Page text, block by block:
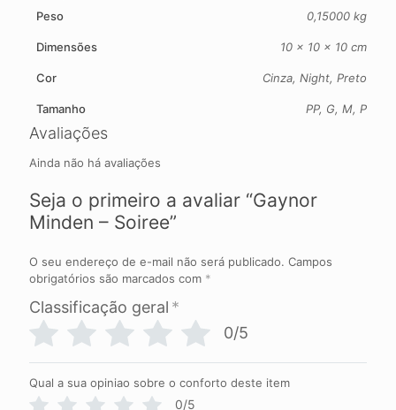
Peso
0,15000 kg
Dimensões 10 × 10 × 10 cm
Cor Cinza, Night, Preto
Tamanho PP, G, M, P
Avaliações
Ainda não há avaliações
Seja o primeiro a avaliar “Gaynor
Minden – Soiree”
O seu endereço de e-mail não será publicado. Campos
obrigatórios são marcados com *
Classificação geral *
0/5
Qual a sua opiniao sobre o conforto deste item
0/5